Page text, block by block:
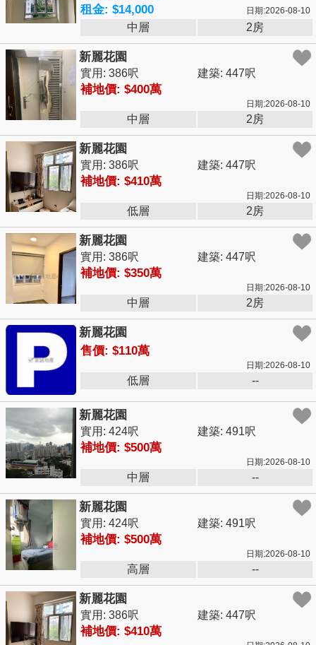
租金: $14,000
日期:2026-08-10
中層 2房
新麗花園
實用: 386呎 建築: 447呎
補地價: $400萬
日期:2026-08-10
中層 2房
新麗花園
實用: 386呎 建築: 447呎
補地價: $410萬
日期:2026-08-10
低層 2房
新麗花園
實用: 386呎 建築: 447呎
補地價: $350萬
日期:2026-08-10
中層 2房
新麗花園
售價: $110萬
日期:2026-08-10
低層 --
新麗花園
實用: 424呎 建築: 491呎
補地價: $500萬
日期:2026-08-10
中層 --
新麗花園
實用: 424呎 建築: 491呎
補地價: $500萬
日期:2026-08-10
高層 --
新麗花園
實用: 386呎 建築: 447呎
補地價: $410萬